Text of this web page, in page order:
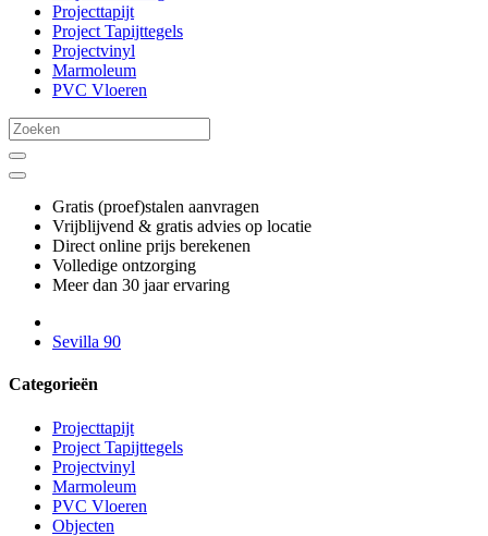
Projecttapijt
Project Tapijttegels
Projectvinyl
Marmoleum
PVC Vloeren
Gratis (proef)stalen aanvragen
Vrijblijvend & gratis advies op locatie
Direct online prijs berekenen
Volledige ontzorging
Meer dan 30 jaar ervaring
Sevilla 90
Categorieën
Projecttapijt
Project Tapijttegels
Projectvinyl
Marmoleum
PVC Vloeren
Objecten